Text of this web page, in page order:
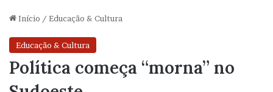
Início / Educação & Cultura
Educação & Cultura
Política começa “morna” no